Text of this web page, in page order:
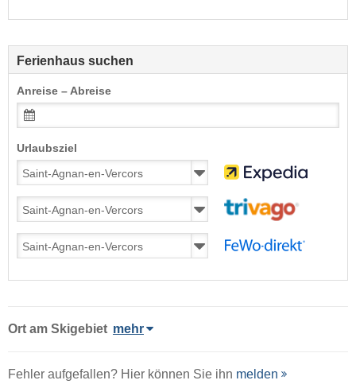
Ferienhaus suchen
Anreise – Abreise
Urlaubsziel
Ort am Skigebiet mehr
Fehler aufgefallen? Hier können Sie ihn melden